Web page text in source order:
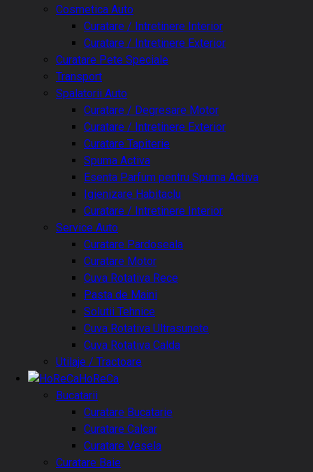
Cosmetica Auto
Curatare / Intretinere Interior
Curatare / Intretinere Exterior
Curatare Pete Speciale
Transport
Spalatorii Auto
Curatare / Degresare Motor
Curatare / Intretinere Exterior
Curatare Tapiterie
Spuma Activa
Esenta Parfum pentru Spuma Activa
Igienizare Habitaclu
Curatare / Intretinere Interior
Service Auto
Curatare Pardoseala
Curatare Motor
Cuva Rotativa Rece
Pasta de Maini
Solutii Tehnice
Cuva Rotativa Ultrasunete
Cuva Rotativa Calda
Utilaje / Tractoare
HoReCa
Bucatarii
Curatare Bucatarie
Curatare Calcar
Curatare Vesela
Curatare Baie